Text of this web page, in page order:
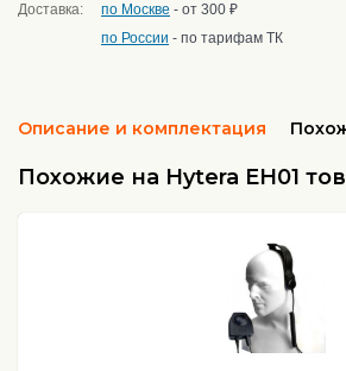
Доставка: по Москве - от 300 ₽
по России - по тарифам ТК
Описание и комплектация
Похожие на Hytera EH01